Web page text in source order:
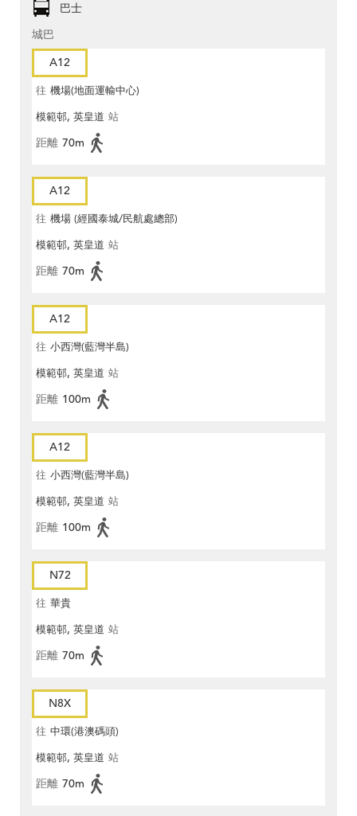
巴士
城巴
A12
往 機場(地面運輸中心)
模範邨, 英皇道 站
距離 70m
A12
往 機場 (經國泰城/民航處總部)
模範邨, 英皇道 站
距離 70m
A12
往 小西灣(藍灣半島)
模範邨, 英皇道 站
距離 100m
A12
往 小西灣(藍灣半島)
模範邨, 英皇道 站
距離 100m
N72
往 華貴
模範邨, 英皇道 站
距離 70m
N8X
往 中環(港澳碼頭)
模範邨, 英皇道 站
距離 70m